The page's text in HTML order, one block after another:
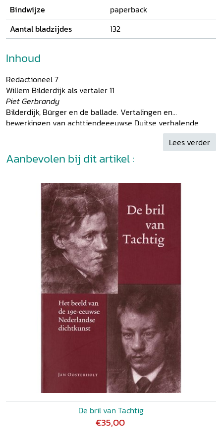
Bindwijze
paperback
Aantal bladzijdes
132
Inhoud
Redactioneel 7
Willem Bilderdijk als vertaler 11
Piet Gerbrandy
Bilderdijk, Bürger en de ballade. Vertalingen en
bewerkingen van achttiendeeeuwse Duitse verhalende
‘Mit vollkommenster Hochachtung’. De wetenschappelijke
correspondentie van Jacob Grimm en Willem Bilderdijk 38
Algernon Sydney Thelwall. Een Engelse vriend en
geestverwant van Willem Bilderdijk 53
Michiel Kagchelland
‘Le Prince des Poètes’. Bilderdijk en de Revue
Encyclopédique 70
Marinus van Hattum
De receptie van Bilderdijks Kort verhaal van eene
aanmerkelijke luchtreis in Polen 78
Damian Olszewski
‘Helaas! gy zijt een Lawyer’. Bilderdijks spel met Engelse
eindrijmklanken (1796) 90
Marinus van Hattum
‘Licht kuste ik nog een schoorsteenveger’. Bilderdijks
antwoord op een onnozele vraag 95
I’m too sexy … Het Hof der Zinnen van Betje Wolff 100
Betje Wolff en Aagje Deken: dierenactivisten? 112
Hoogwiekende verzenvlucht, haha! (gedichten) 125
Lees verder
Aanbevolen bij dit artikel :
De bril van Tachtig
€35,00